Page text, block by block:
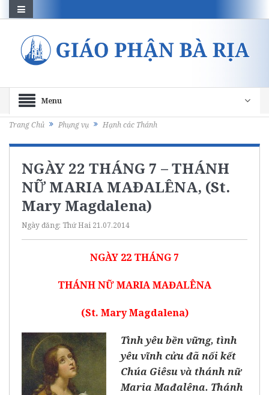
Menu
Trang Chủ Phụng vụ Hạnh các Thánh
NGÀY 22 THÁNG 7 – THÁNH
NỮ MARIA MAĐALÊNA, (St.
Mary Magdalena)
Ngày đăng: Thứ Hai 21.07.2014
NGÀY 22 THÁNG 7
THÁNH NỮ MARIA MAĐALÊNA
(St. Mary Magdalena)
Tình yêu bền vững, tình
yêu vĩnh cửu đã nối kết
Chúa Giêsu và thánh nữ
Maria Mađalêna. Thánh